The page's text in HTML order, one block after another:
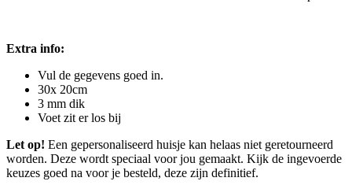
Extra info:
Vul de gegevens goed in.
30x 20cm
3 mm dik
Voet zit er los bij
Let op! Een gepersonaliseerd huisje kan helaas niet geretourneerd
worden. Deze wordt speciaal voor jou gemaakt. Kijk de ingevoerde
keuzes goed na voor je besteld, deze zijn definitief.